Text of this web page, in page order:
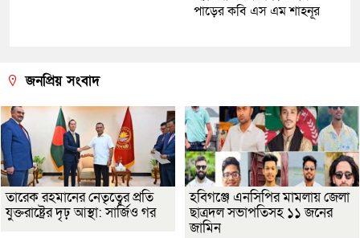
পাড়ের কবি এস এম শাহনূর
জনপ্রিয় সংবাদ
তারেক রহমানের নেতৃত্বের প্রতি
যুক্তরাষ্ট্রের দৃঢ় আস্থা: সার্জিও গর
হবিগঞ্জে এনসিপির মামলায় জেলা
ছাত্রদল সভাপতিসহ ১১ জনের
জামিন